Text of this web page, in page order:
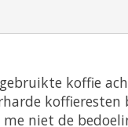
koffie
niet de